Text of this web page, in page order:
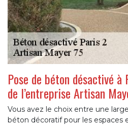
Pose de béton désactivé
de l’entreprise Artisan
Vous avez le choix entre une
béton décoratif pour les espaces